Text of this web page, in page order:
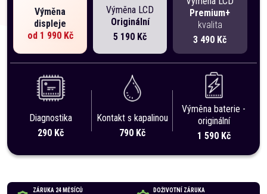
Výměna
displeje
od 1 990 Kč
Výměna LCD
Originální
5 190 Kč
Premium+
kvalita
3 490 Kč
Diagnostika
290 Kč
Kontakt s kapalinou
790 Kč
Výměna baterie -
originální
1 590 Kč
ZÁRUKA 24 MĚSÍCŮ DOŽIVOTNÍ ZÁRUKA